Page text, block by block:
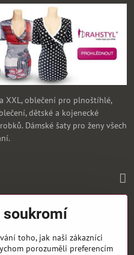
XXL, oblečení pro plnoštíhlé,
dětské a kojenecké
Dámské šaty pro ženy všech
soukromí
toho, jak naši zákazníci
porozuměli preferencím